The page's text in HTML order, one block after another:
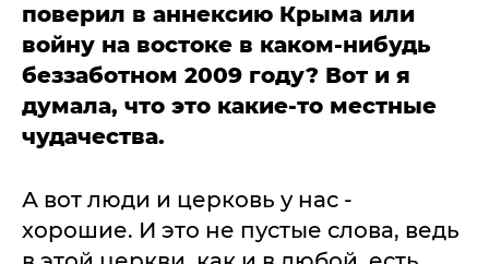
поверил в аннексию Крыма или
войну на востоке в каком-нибудь
беззаботном 2009 году? Вот и я
думала, что это какие-то местные
чудачества.
А вот люди и церковь у нас -
хорошие. И это не пустые слова, ведь